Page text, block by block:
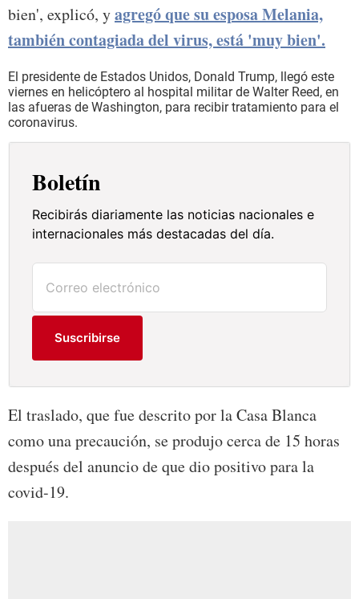
bien', explicó, yagregó que su esposa Melania,
también contagiada del virus, está 'muy bien'.
El presidente de Estados Unidos, Donald Trump, llegó este
viernes en helicóptero al hospital militar de Walter Reed, en
las afueras de Washington, para recibir tratamiento para el
coronavirus.
Boletín
Recibirás diariamente las noticias nacionales e
internacionales más destacadas del día.
Suscribirse
El traslado, que fue descrito por la Casa Blanca
como una precaución, se produjo cerca de 15 horas
después del anuncio de que dio positivo para la
covid-19.